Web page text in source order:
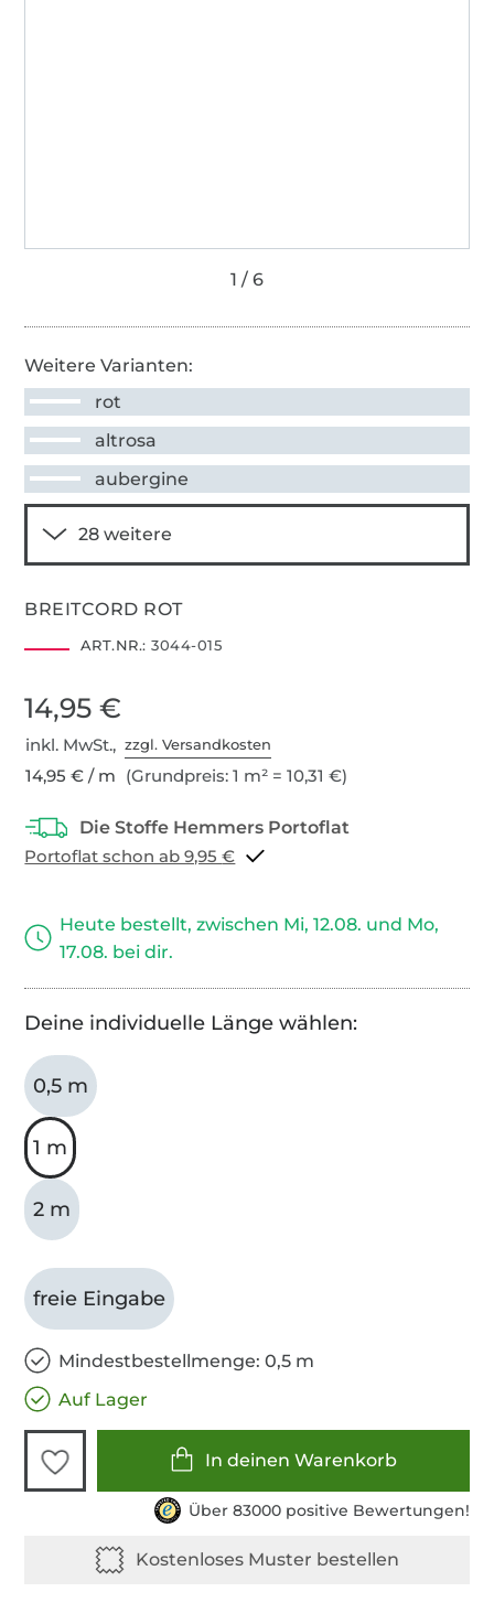
Weitere Varianten:
rot
altrosa
aubergine
BREITCORD ROT
ART.NR.: 3044-015
14,95 €
inkl. MwSt.,zzgl. Versandkosten
14,95 € / m (Grundpreis: 1 m² = 10,31 €)
Portoflat schon ab 9,95 €
Heute bestellt, zwischen Mi, 12.08. und Mo,
17.08. bei dir.
Deine individuelle Länge wählen:
0,5 m
1 m
2 m
freie Eingabe
Mindestbestellmenge: 0,5 m
Auf Lager
In deinen Warenkorb
Über 83000 positive Bewertungen!